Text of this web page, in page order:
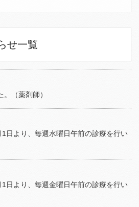
せ一覧
（薬剤師）
日より、毎週水曜日午前の診療を行い
日より、毎週金曜日午前の診療を行い